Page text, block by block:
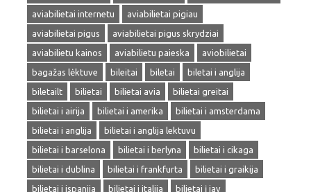
aviabilietai internetu
aviabilietai pigiau
aviabilietai pigus
aviabilietai pigus skrydziai
aviabilietu kainos
aviabilietu paieska
aviobilietai
bagažas lėktuve
bileitai biletai
biletai i anglija
biletailt
bilietai bilietai avia
bilietai greitai
bilietai i airija
bilietai i amerika
bilietai i amsterdama
bilietai i anglija
bilietai i anglija lektuvu
bilietai i barselona
bilietai i berlyna
bilietai i cikaga
bilietai i dublina
bilietai i frankfurta
bilietai i graikija
bilietai i ispanija
bilietai i italija bilietai į jav